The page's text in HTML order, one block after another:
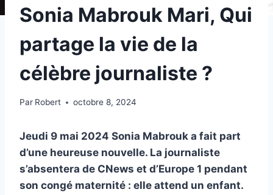
Sonia Mabrouk Mari, Qui
partage la vie de la
célèbre journaliste ?
Par Robert octobre 8, 2024
Jeudi 9 mai 2024 Sonia Mabrouk a fait part
d’une heureuse nouvelle. La journaliste
s’absentera de CNews et d’Europe 1 pendant
son congé maternité : elle attend un enfant.